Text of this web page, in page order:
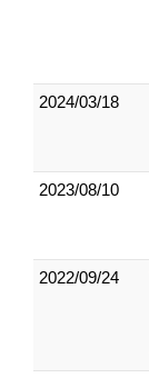
2024/03/18
2023/08/10
2022/09/24